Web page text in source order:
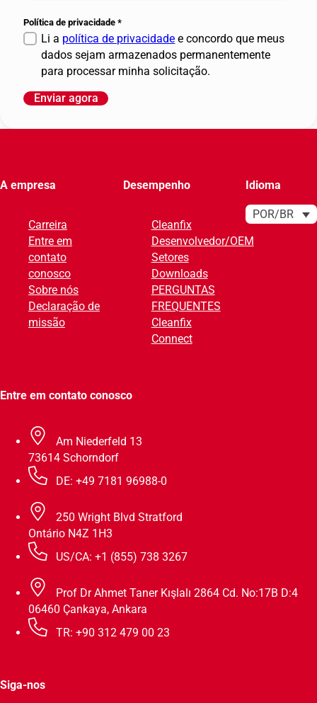
Política de privacidade*
Li a política de privacidade e concordo que meus
dados sejam armazenados permanentemente
para processar minha solicitação.
Enviar agora
l
n
v
e
Entre em contato conosco
Am Niederfeld 13
73614 Schorndorf
DE: +49 7181 96988-0
250 Wright Blvd Stratford
Ontário N4Z 1H3
US/CA: +1 (855) 738 3267
Prof Dr Ahmet Taner Kışlalı 2864 Cd. No:17B D:4
06460 Çankaya, Ankara
TR: +90 312 479 00 23
Siga-nos
A empresa
Carreira
Entre em
contato
conosco
Sobre nós
Declaração de
missão
Desempenho
Cleanfix
Desenvolvedor/OEM
Setores
Downloads
PERGUNTAS
FREQUENTES
Cleanfix
Connect
Idioma
POR/BR